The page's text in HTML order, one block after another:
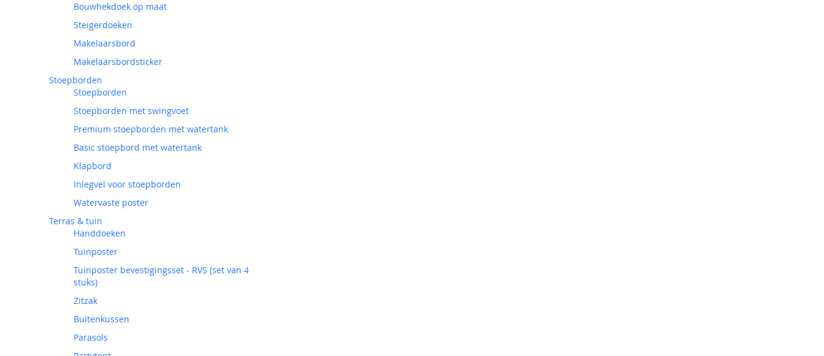
Bouwhekdoek op maat
Steigerdoeken
Makelaarsbord
Makelaarsbordsticker
Stoepborden
Stoepborden
Stoepborden met swingvoet
Premium stoepborden met watertank
Basic stoepbord met watertank
Klapbord
Inlegvel voor stoepborden
Watervaste poster
Terras & tuin
Handdoeken
Tuinposter
Tuinposter bevestigingsset - RVS (set van 4
stuks)
Zitzak
Buitenkussen
Parasols